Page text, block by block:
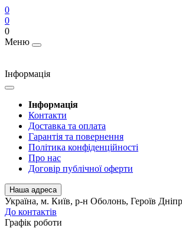
0
0
0
Меню
Інформація
Інформація
Контакти
Доставка та оплата
Гарантія та повернення
Політика конфіденційності
Про нас
Договір публічної оферти
Наша адреса
Українa, м. Київ, р-н Оболонь, Героїв
До контактів
Графік роботи